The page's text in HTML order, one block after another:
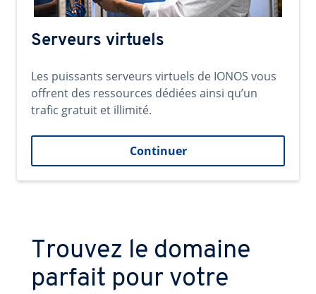
Serveurs virtuels
Les puissants serveurs virtuels de IONOS vous
offrent des ressources dédiées ainsi qu’un
trafic gratuit et illimité.
Continuer
Trouvez le domaine
parfait pour votre